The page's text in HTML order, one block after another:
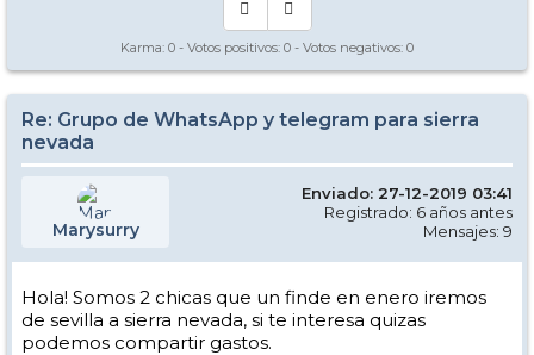
Karma: 0 - Votos positivos: 0 - Votos negativos: 0
Re: Grupo de WhatsApp y telegram para sierra
nevada
Marysurry
Enviado: 27-12-2019 03:41
Registrado: 6 años antes
Mensajes: 9
Hola! Somos 2 chicas que un finde en enero iremos
de sevilla a sierra nevada, si te interesa quizas
podemos compartir gastos.